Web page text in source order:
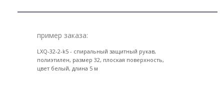
LXQ-32-2-k5 - спиральный защитный рукав,
полиэтилен, размер 32, плоская поверхность,
цвет белый, длина 5 м
пример заказа: